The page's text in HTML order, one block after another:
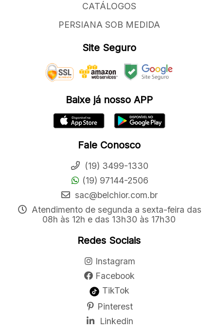
CATÁLOGOS
PERSIANA SOB MEDIDA
Site Seguro
Baixe já nosso APP
Fale Conosco
(19) 3499-1330
(19) 97144-2506
sac@belchior.com.br
Atendimento de segunda a sexta-feira das
08h às 12h e das 13h30 às 17h30
Redes Sociais
Instagram
Facebook
TikTok
Pinterest
Linkedin